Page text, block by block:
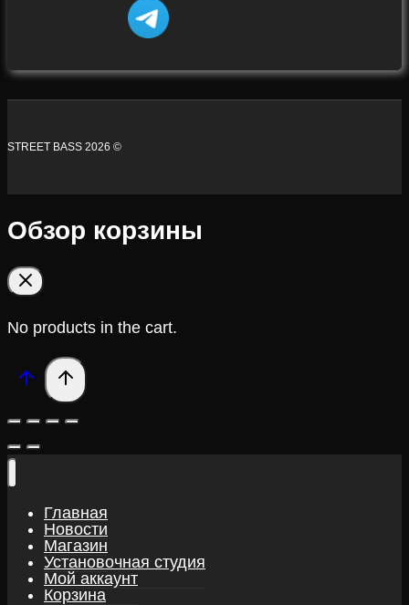
STREET BASS 2026 ©
Обзор корзины
No products in the cart.
Главная
Новости
Магазин
Установочная студия
Мой аккаунт
Корзина